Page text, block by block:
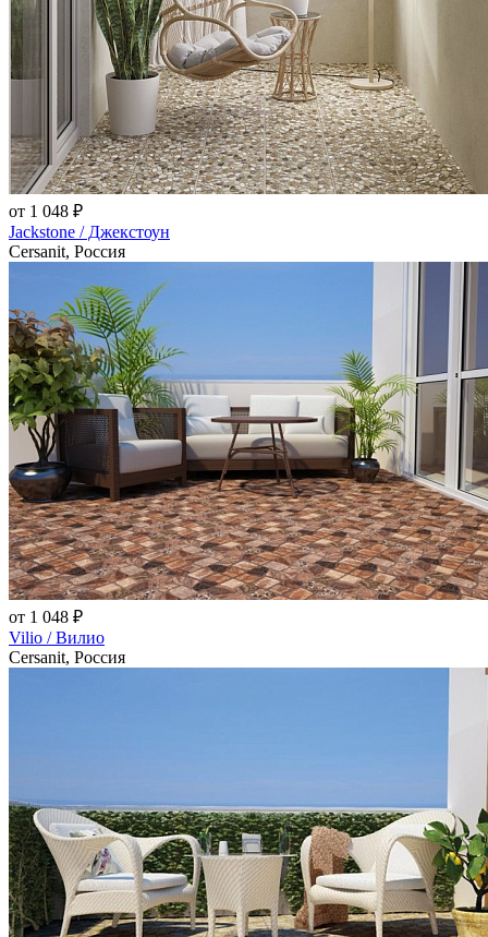
от 1 048 ₽
Jackstone / Джекстоун
Cersanit, Россия
от 1 048 ₽
Vilio / Вилио
Cersanit, Россия